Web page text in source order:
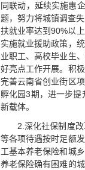
同联动，延续实施惠
题，努力将城镇调查
扶就业率达到90%以
实施就业援助政策，
业职工、高校毕业生
好亮点工作开展。积
完善云南省创业街区
孵化园3期，进一步
新载体。
2.深化社保制度
等各项待遇按时足额
工基本养老保险和城
养老保险确有困难的